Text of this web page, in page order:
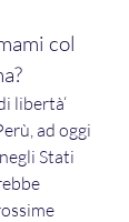
col
libertà‘
ad oggi
Stati